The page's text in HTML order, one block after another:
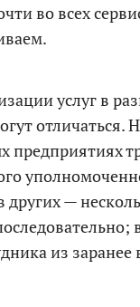
во всех
услуг в
отличаться.
предприятиях
других —
из